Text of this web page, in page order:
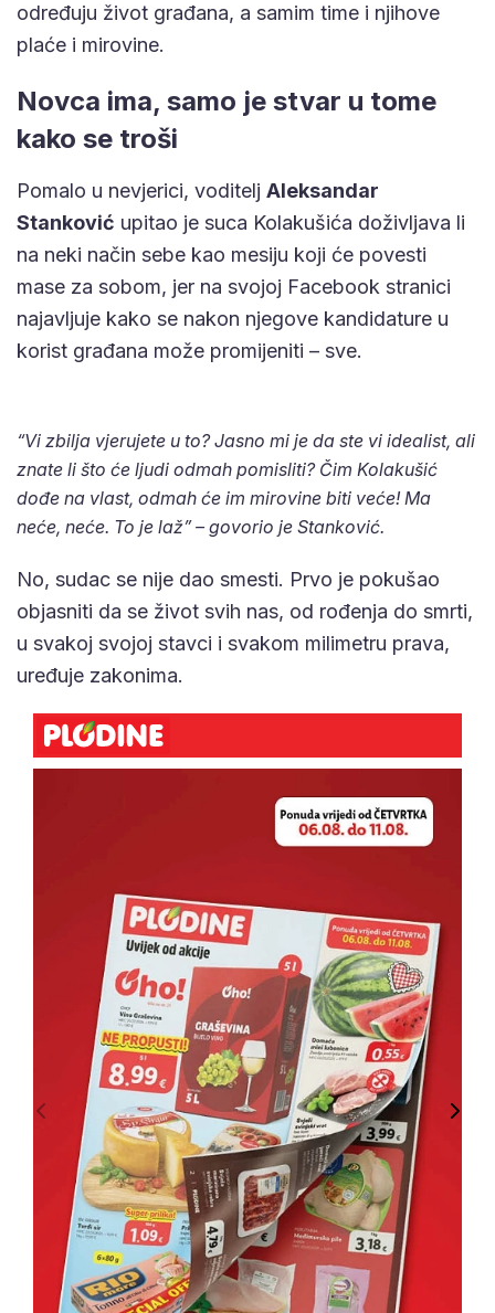
određuju život građana, a samim time i njihove
plaće i mirovine.
Novca ima, samo je stvar u tome
kako se troši
Pomalo u nevjerici, voditelj Aleksandar
Stanković upitao je suca Kolakušića doživljava li
na neki način sebe kao mesiju koji će povesti
mase za sobom, jer na svojoj Facebook stranici
najavljuje kako se nakon njegove kandidature u
korist građana može promijeniti – sve.
“Vi zbilja vjerujete u to? Jasno mi je da ste vi idealist, ali
znate li što će ljudi odmah pomisliti? Čim Kolakušić
dođe na vlast, odmah će im mirovine biti veće! Ma
neće, neće. To je laž” – govorio je Stanković.
No, sudac se nije dao smesti. Prvo je pokušao
objasniti da se život svih nas, od rođenja do smrti,
u svakoj svojoj stavci i svakom milimetru prava,
uređuje zakonima.